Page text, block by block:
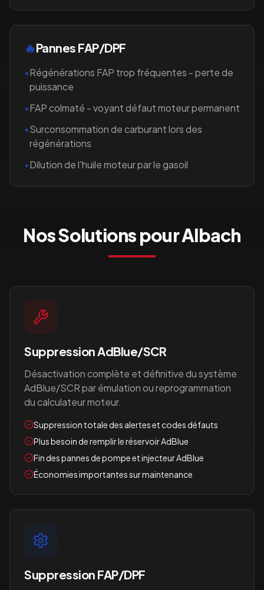
🔥Pannes FAP/DPF
•Régénérations FAP trop fréquentes - perte de
puissance
•FAP colmaté - voyant défaut moteur permanent
•Surconsommation de carburant lors des
régénérations
•Dilution de l'huile moteur par le gasoil
Nos Solutions pourAlbach
Suppression AdBlue/SCR
Désactivation complète et définitive du système
AdBlue/SCR par émulation ou reprogrammation
du calculateur moteur.
Suppression totale des alertes et codes défauts
Plus besoin de remplir le réservoir AdBlue
Fin des pannes de pompe et injecteur AdBlue
Économies importantes sur maintenance
Suppression FAP/DPF